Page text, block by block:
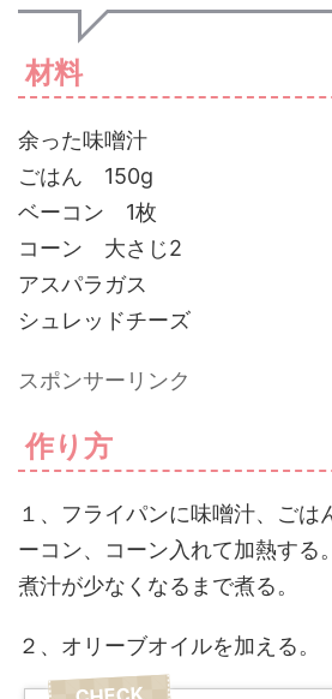
材料
余った味噌汁
ごはん 150g
ベーコン 1枚
コーン 大さじ2
アスパラガス
シュレッドチーズ
スポンサーリンク
作り方
１、フライパンに味噌汁、ごは
ーコン、コーン入れて加熱する。
煮汁が少なくなるまで煮る。
２、オリーブオイルを加える。